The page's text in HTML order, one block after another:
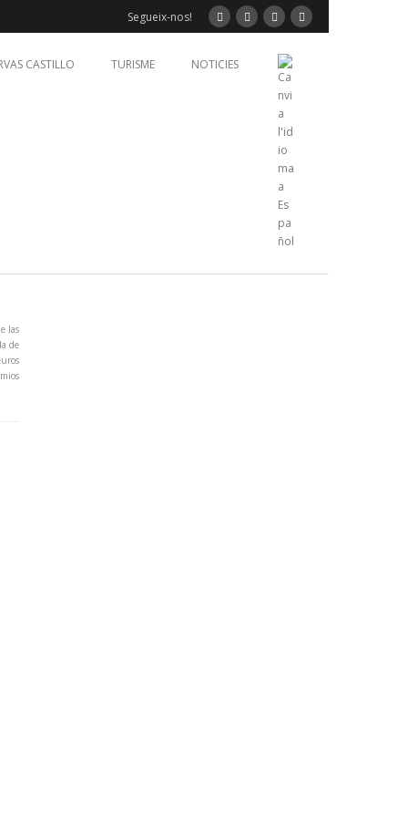
Segueix-nos!
CASTILLO TURISME NOTICIES
las
de